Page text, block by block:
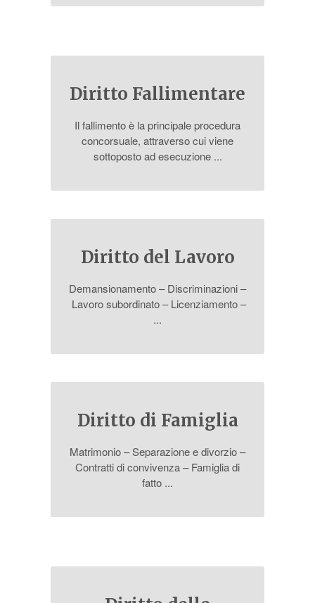
Diritto Fallimentare
Il fallimento è la principale procedura
concorsuale, attraverso cui viene
sottoposto ad esecuzione ...
Diritto del Lavoro
Demansionamento – Discriminazioni –
Lavoro subordinato – Licenziamento –
...
Diritto di Famiglia
Matrimonio – Separazione e divorzio –
Contratti di convivenza – Famiglia di
fatto ...